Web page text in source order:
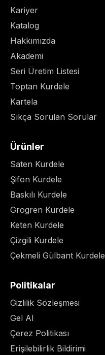
Kariyer
Katalog
Hakkımızda
Akademi
Seri Üretim Listesi
Toptan Kurdele
Kartela
Sıkça Sorulan Sorular
Ürünler
Saten Kurdele
Şifon Kurdele
Baskılı Kurdele
Grogren Kurdele
Keten Kurdele
Çizgili Kurdele
Çekmeli Gülbant Kurdele
Politikalar
Gizlilik Sözleşmesi
Gel Al
Çerez Politikası
Erişilebilirlik Bildirimi